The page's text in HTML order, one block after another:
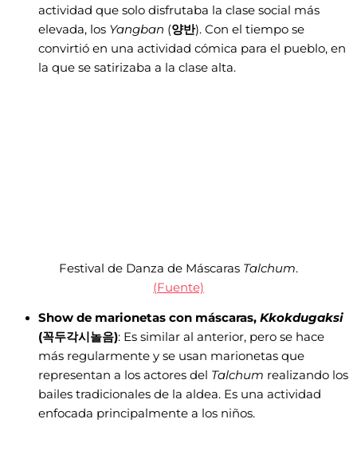
actividad que solo disfrutaba la clase social más
elevada, los Yangban (양반). Con el tiempo se
convirtió en una actividad cómica para el pueblo, en
la que se satirizaba a la clase alta.
Festival de Danza de Máscaras Talchum.
(Fuente)
Show de marionetas con máscaras, Kkokdugaksi
(꼭두각시놀음): Es similar al anterior, pero se hace
más regularmente y se usan marionetas que
representan a los actores del Talchum realizando los
bailes tradicionales de la aldea. Es una actividad
enfocada principalmente a los niños.